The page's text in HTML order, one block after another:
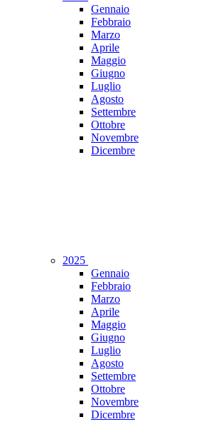
Gennaio
Febbraio
Marzo
Aprile
Maggio
Giugno
Luglio
Agosto
Settembre
Ottobre
Novembre
Dicembre
2025
Gennaio
Febbraio
Marzo
Aprile
Maggio
Giugno
Luglio
Agosto
Settembre
Ottobre
Novembre
Dicembre